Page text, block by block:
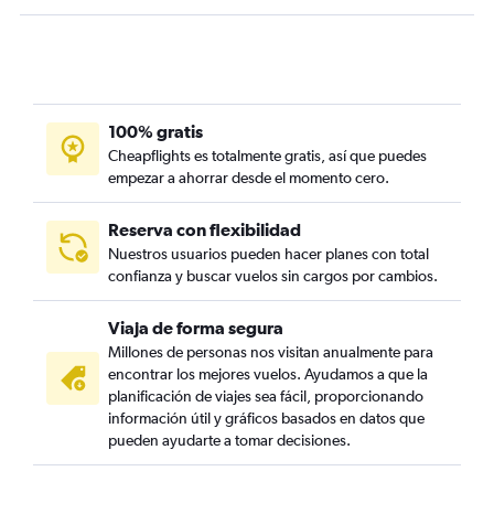
100% gratis
Cheapflights es totalmente gratis, así que puedes
empezar a ahorrar desde el momento cero.
Reserva con flexibilidad
Nuestros usuarios pueden hacer planes con total
confianza y buscar vuelos sin cargos por cambios.
Viaja de forma segura
Millones de personas nos visitan anualmente para
encontrar los mejores vuelos. Ayudamos a que la
planificación de viajes sea fácil, proporcionando
información útil y gráficos basados en datos que
pueden ayudarte a tomar decisiones.